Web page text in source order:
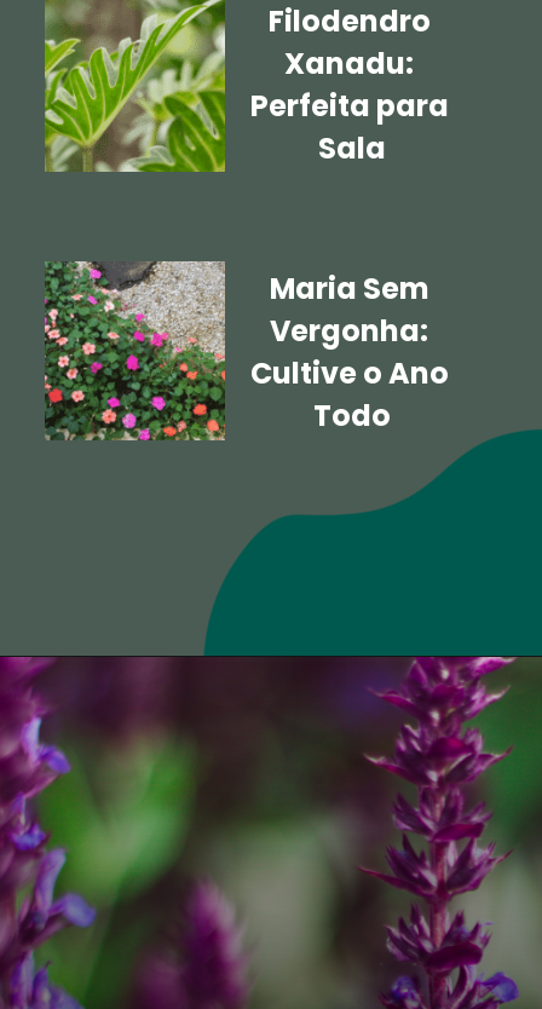
Filodendro
Xanadu:
Perfeita para
Sala
Maria Sem
Vergonha:
Cultive o Ano
Todo